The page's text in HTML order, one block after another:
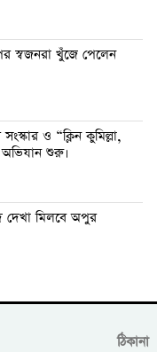
স্বজনরা খুঁজে পেলেন
ও “ক্লিন কুমিল্লা,
অভিযান শুরু।
দেখা মিলবে অপুর
ঠিকানা